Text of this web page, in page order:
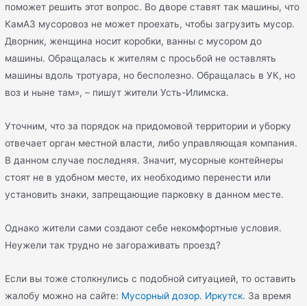
поможет решить этот вопрос. Во дворе ставят так машины, что
КамАЗ мусоровоз не может проехать, чтобы загрузить мусор.
Дворник, женщина носит коробки, ванны с мусором до
машины. Обращалась к жителям с просьбой не оставлять
машины вдоль тротуара, но бесполезно. Обращалась в УК, но
воз и ныне там», – пишут жители Усть-Илимска.
Уточним, что за порядок на придомовой территории и уборку
отвечает орган местной власти, либо управляющая компания.
В данном случае последняя. Значит, мусорные контейнеры
стоят не в удобном месте, их необходимо перенести или
установить знаки, запрещающие парковку в данном месте.
Однако жители сами создают себе некомфортные условия.
Неужели так трудно не загораживать проезд?
Если вы тоже столкнулись с подобной ситуацией, то оставить
жалобу можно на сайте: Мусорный дозор. Иркутск. За время